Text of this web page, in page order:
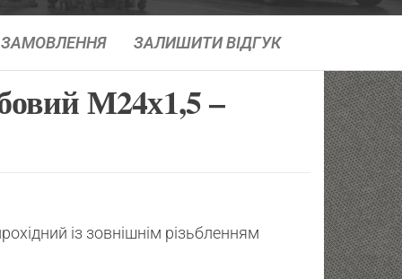
ЗАМОВЛЕННЯ ЗАЛИШИТИ ВІДГУК
М24х1,5 –
із зовнішнім різьбленням